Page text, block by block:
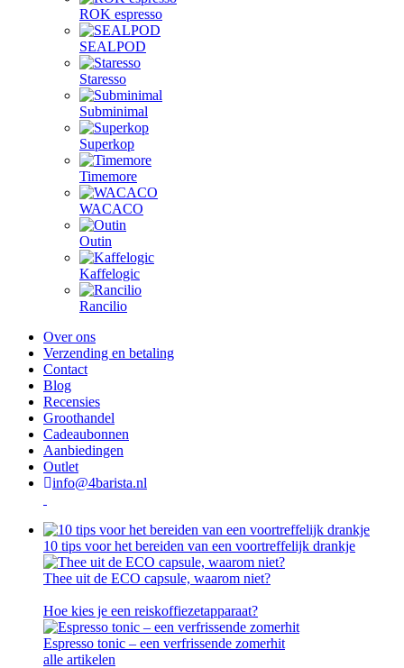
ROK espresso
SEALPOD
Staresso
Subminimal
Superkop
Timemore
WACACO
Outin
Kaffelogic
Rancilio
Over ons
Verzending en betaling
Contact
Blog
Recensies
Groothandel
Cadeaubonnen
Aanbiedingen
Outlet
info@4barista.nl
10 tips voor het bereiden van een voortreffelijk drankje
Thee uit de ECO capsule, waarom niet?
Hoe kies je een reiskoffiezetapparaat?
Espresso tonic – een verfrissende zomerhit
alle artikelen